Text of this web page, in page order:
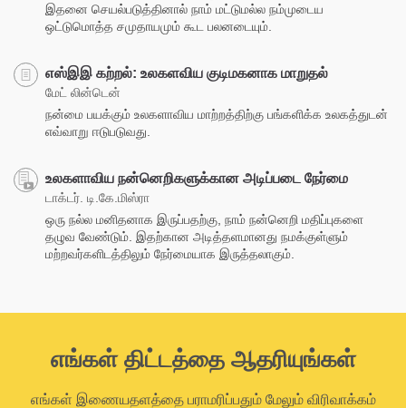
இதனை செயல்படுத்தினால் நாம் மட்டுமல்ல நம்முடைய
ஒட்டுமொத்த சமுதாயமும் கூட பலனடையும்.
எஸ்இஇ கற்றல்: உலகளவிய குடிமகனாக மாறுதல்
மேட் லின்டென்
நன்மை பயக்கும் உலகளாவிய மாற்றத்திற்கு பங்களிக்க உலகத்துடன்
எவ்வாறு ஈடுபடுவது.
உலகளாவிய நன்னெறிகளுக்கான அடிப்படை நேர்மை
டாக்டர். டி.கே.மிஸ்ரா
ஒரு நல்ல மனிதனாக இருப்பதற்கு, நாம் நன்னெறி மதிப்புகளை
தழுவ வேண்டும். இதற்கான அடித்தளமானது நமக்குள்ளும்
மற்றவர்களிடத்திலும் நேர்மையாக இருத்தலாகும்.
எங்கள் திட்டத்தை ஆதரியுங்கள்
எங்கள் இணையதளத்தை பராமரிப்பதும் மேலும் விரிவாக்கம்